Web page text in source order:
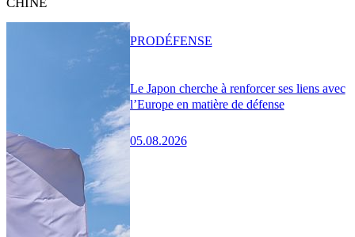
Le Japon cherche à renforcer ses liens avec
l’Europe en matière de défense
05.08.2026
PRODÉFENSE